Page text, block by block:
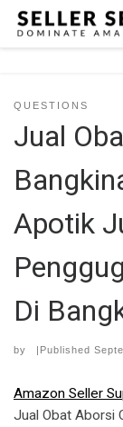
Skip to content
QUESTIONS
Jual
Apotik
Di
by |Published
Amazon Seller
Jual Obat Aborsi